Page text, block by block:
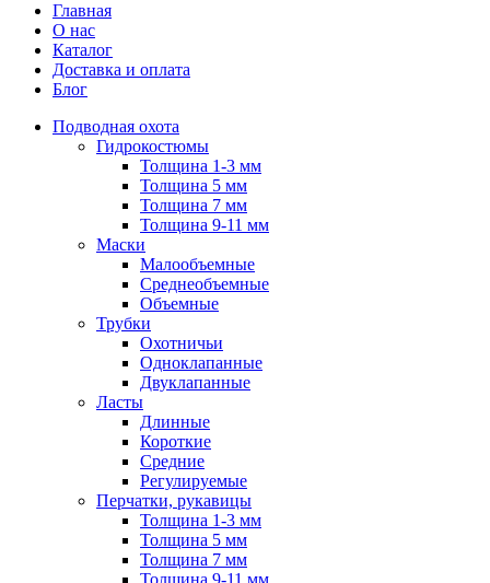
Главная
О нас
Каталог
Доставка и оплата
Блог
Подводная охота
Гидрокостюмы
Толщина 1-3 мм
Толщина 5 мм
Толщина 7 мм
Толщина 9-11 мм
Маски
Малообъемные
Среднеобъемные
Объемные
Трубки
Охотничьи
Одноклапанные
Двуклапанные
Ласты
Длинные
Короткие
Средние
Регулируемые
Перчатки, рукавицы
Толщина 1-3 мм
Толщина 5 мм
Толщина 7 мм
Толщина 9-11 мм